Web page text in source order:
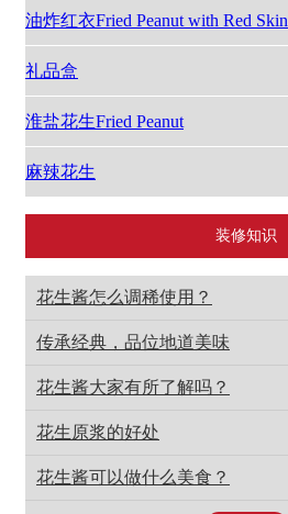
油炸红衣Fried Peanut with Red Skin
礼品盒
淮盐花生Fried Peanut
麻辣花生
装修知识
花生酱怎么调稀使用？
传承经典，品位地道美味
花生酱大家有所了解吗？
花生原浆的好处
花生酱可以做什么美食？